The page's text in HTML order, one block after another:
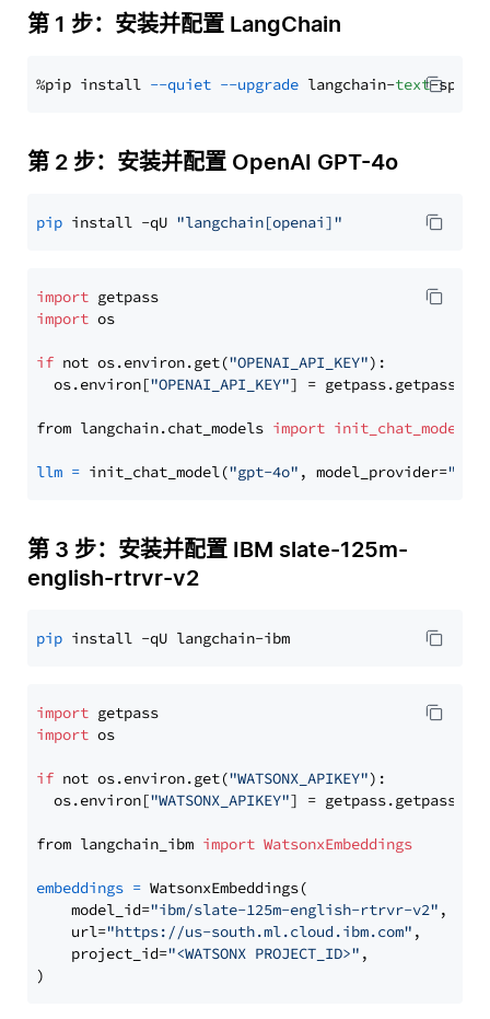
第 1 步：安装并配置 LangChain
%pip install --quiet --upgrade langchain-text
第 2 步：安装并配置 OpenAI GPT-4o
pip install -qU "langchain[openai]"
import
import os
if not os.environ.get("OPENAI_API_KEY"):
  os.environ[
"OPENAI_API_KEY"] = getpass.getpass(
from langchain.chat_models import init_chat_model
llm = init_chat_model("gpt-4o" , model_provider=
第 3 步：安装并配置 IBM slate-125m-
english-rtrvr-v2
pip
import
import os
if not os.environ.get("WATSONX_APIKEY"):
  os.environ[
"WATSONX_APIKEY"] = getpass.getpass(
from langchain_ibm import WatsonxEmbeddings
embeddings = WatsonxEmbeddings(
    model_id=
"ibm/slate-125m-english-rtrvr-v2" ,
    url=
"https://us-south.ml.cloud.ibm.com" ,
    project_id=
"<WATSONX PROJECT_ID>" ,